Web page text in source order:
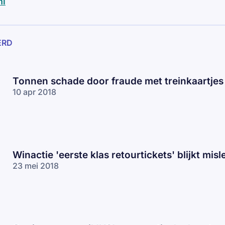
Tonnen schade door fraude met treinkaartjes
10 apr 2018
Winactie 'eerste klas retourtickets' blijkt
23 mei 2018